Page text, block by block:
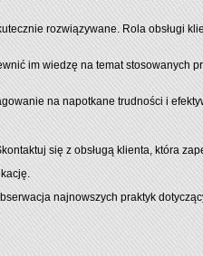
rozwiązywane. Rola obsługi
im wiedzę na temat stosowanych
na napotkane trudności i
się z obsługą klienta, która
najnowszych praktyk